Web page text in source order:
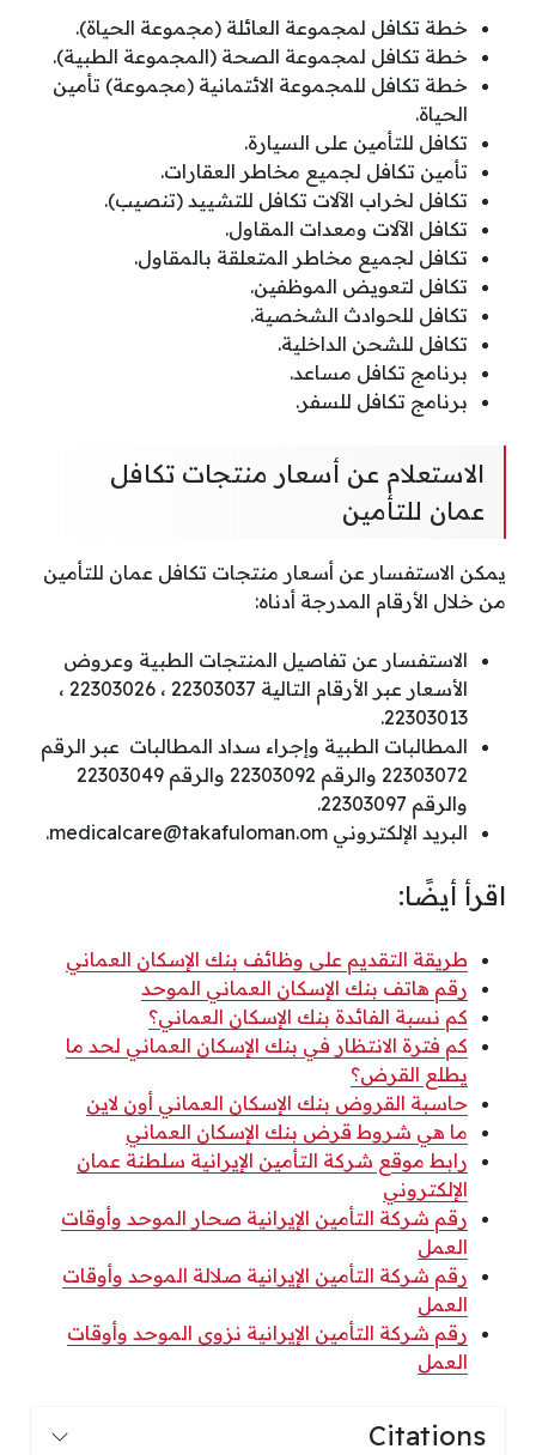
خطة تكافل لمجموعة العائلة (مجموعة الحياة).
خطة تكافل لمجموعة الصحة (المجموعة الطبية).
خطة تكافل للمجموعة الائتمانية (مجموعة) تأمين
الحياة.
تكافل للتأمين على السيارة.
تأمين تكافل لجميع مخاطر العقارات.
تكافل لخراب الآلات تكافل للتشييد (تنصيب).
تكافل الآلات ومعدات المقاول.
تكافل لجميع مخاطر المتعلقة بالمقاول.
تكافل لتعويض الموظفين.
تكافل للحوادث الشخصية.
تكافل للشحن الداخلية.
برنامج تكافل مساعد.
برنامج تكافل للسفر.
الاستعلام عن أسعار منتجات تكافل
عمان للتأمين
يمكن الاستفسار عن أسعار منتجات تكافل عمان للتأمين
من خلال الأرقام المدرجة أدناه:
الاستفسار عن تفاصيل المنتجات الطبية وعروض
الأسعار عبر الأرقام التالية 22303037 ، 22303026 ،
22303013.
المطالبات الطبية وإجراء سداد المطالبات عبر الرقم
22303072 والرقم 22303092 والرقم 22303049
والرقم 22303097.
البريد الإلكتروني medicalcare@takafuloman.om
.
اقرأ أيضًا:
طريقة التقديم على وظائف بنك الإسكان العماني
رقم هاتف بنك الإسكان العماني الموحد
كم نسبة الفائدة بنك الإسكان العماني؟
كم فترة الانتظار في بنك الإسكان العماني لحد ما
يطلع القرض؟
حاسبة القروض بنك الإسكان العماني أون لاين
ما هي شروط قرض بنك الإسكان العماني
رابط موقع شركة التأمين الإيرانية سلطنة عمان
الإلكتروني
رقم شركة التأمين الإيرانية صحار الموحد وأوقات
العمل
رقم شركة التأمين الإيرانية صلالة الموحد وأوقات
العمل
رقم شركة التأمين الإيرانية نزوى الموحد وأوقات
العمل
Citations